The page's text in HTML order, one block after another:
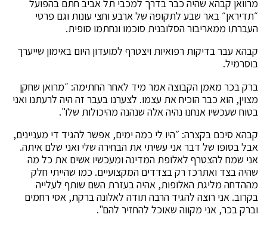
מרוואן קבהא שהיה כבר בדרך למכבי תל אביב חתם בהפועל
״תדיראן״ באר שבע לתקופה של ארבע וחצי עונות וגם פרטי
העברתו ממאריבור הסלובנית סוכמו ונחתמו סופית.
קבהא עבר בדיקות רפואיות ויצטרף למועדון היום באימון שייערך
בוסרמיל.
ברק בכר מאמן הקבוצה אמר מיד לאחר החתימה: ״מרואן שחקן
מצוין, הוא כבר הוכיח את עצמו. לצערנו בעבר זה היה לרעתנו ואני
בטוח שעכשיו אנחנו נהיה אלה שנהנה מהיכולות שלו".
קבהא סיכם בקצרה: ״היו לי כמה ימים, אפשר להגיד די מעניינים,
אבל בסופו של דבר אני עשיתי את הבחירה שלי ואני שלם איתה.
אני שמח להצטרף לאלופת המדינה ומעכשיו אשים את כל מה
שהיה בצד ואתרכז רק בצדדים המקצועיים. כמו שהייתי חלק
מההדחה מליגת האלופות, אהיה בעזרת השם שותף לעלייה
בקרוב. אני רוצה להגיד הרבה תודה לאלונה ברקת, אסי רחמים
וברק בכר, אני מקווה שאוכל להחזיר להם".